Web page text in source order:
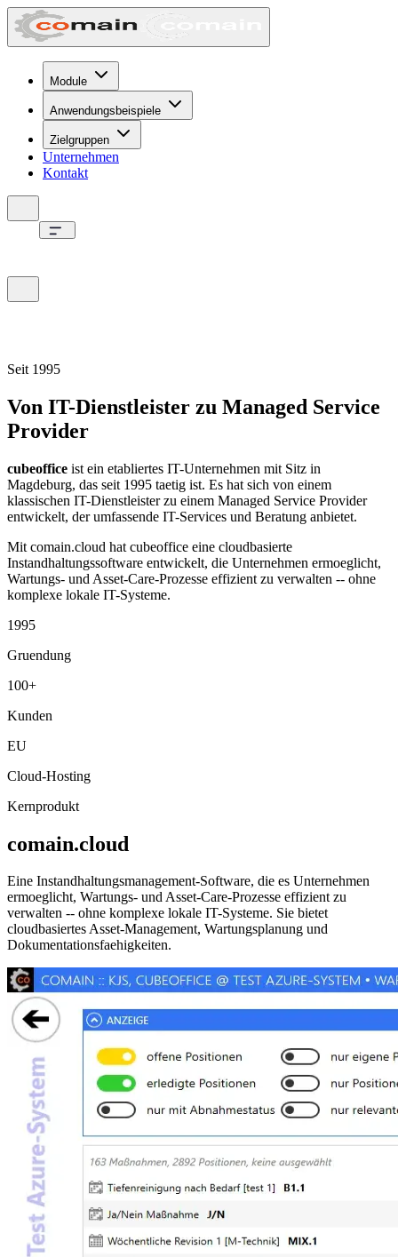
Module
Anwendungsbeispiele
Zielgruppen
Unternehmen
Kontakt
Seit 1995
Von IT-Dienstleister zu Managed Service
Provider
cubeoffice ist ein etabliertes IT-Unternehmen mit Sitz in
Magdeburg, das seit 1995 taetig ist. Es hat sich von einem
klassischen IT-Dienstleister zu einem Managed Service Provider
entwickelt, der umfassende IT-Services und Beratung anbietet.
Mit comain.cloud hat cubeoffice eine cloudbasierte
Instandhaltungssoftware entwickelt, die Unternehmen ermoeglicht,
Wartungs- und Asset-Care-Prozesse effizient zu verwalten -- ohne
komplexe lokale IT-Systeme.
1995
Gruendung
100+
Kunden
EU
Cloud-Hosting
Kernprodukt
comain.cloud
Eine Instandhaltungsmanagement-Software, die es Unternehmen
ermoeglicht, Wartungs- und Asset-Care-Prozesse effizient zu
verwalten -- ohne komplexe lokale IT-Systeme. Sie bietet
cloudbasiertes Asset-Management, Wartungsplanung und
Dokumentationsfaehigkeiten.